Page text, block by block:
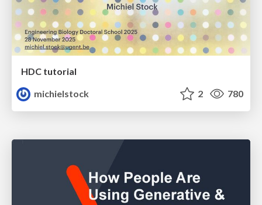
HDC tutorial
michielstock
2 780